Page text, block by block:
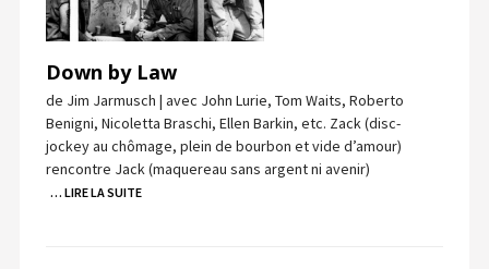
Down by Law
de Jim Jarmusch | avec John Lurie, Tom Waits, Roberto
Benigni, Nicoletta Braschi, Ellen Barkin, etc. Zack (disc-
jockey au chômage, plein de bourbon et vide d’amour)
rencontre Jack (maquereau sans argent ni avenir)
… LIRE LA SUITE